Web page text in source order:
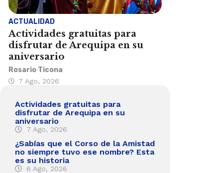
ACTUALIDAD
Actividades gratuitas para
disfrutar de Arequipa en su
aniversario
Rosario Ticona
7 Ago, 2026
Actividades gratuitas para
disfrutar de Arequipa en su
aniversario
7 Ago, 2026
¿Sabías que el Corso de la Amistad
no siempre tuvo ese nombre? Esta
es su historia
6 Ago, 2026